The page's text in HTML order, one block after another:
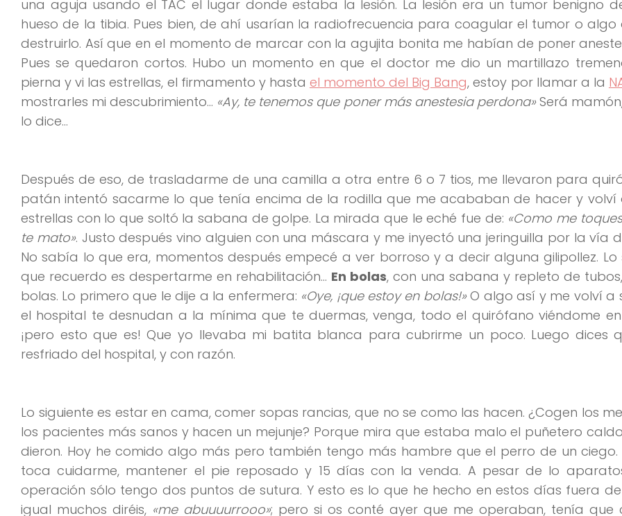
una aguja usando el TAC el lugar donde estaba la lesión. La lesión era un tumor benigno
hueso de la tibia. Pues bien, de ahí usarían la radiofrecuencia para coagular el tumor o algo
destruirlo. Así que en el momento de marcar con la agujita bonita me habían de poner
Pues se quedaron cortos. Hubo un momento en que el doctor me dio un martillazo
pierna y vi las estrellas, el firmamento y hasta el momento del Big Bang, estoy por llamar a la
mostrarles mi descubrimiento… «Ay, te tenemos que poner más anestesia perdona»Será
lo dice…
Después de eso, de trasladarme de una camilla a otra entre 6 o 7 tios, me llevaron para
patán intentó sacarme lo que tenía encima de la rodilla que me acababan de hacer y volví
estrellas con lo que soltó la sabana de golpe. La mirada que le eché fue de: «Como me
te mato». Justo después vino alguien con una máscara y me inyectó una jeringuilla por la vía
No sabía lo que era, momentos después empecé a ver borroso y a decir alguna gilipollez. Lo
que recuerdo es despertarme en rehabilitación… En bolas, con una sabana y repleto de
bolas. Lo primero que le dije a la enfermera: «Oye, ¡que estoy en bolas!»O algo así y me volví a
el hospital te desnudan a la mínima que te duermas, venga, todo el quirófano viéndome
¡pero esto que es! Que yo llevaba mi batita blanca para cubrirme un poco. Luego dices
resfriado del hospital, y con razón.
Lo siguiente es estar en cama, comer sopas rancias, que no se como las hacen. ¿Cogen los
los pacientes más sanos y hacen un mejunje? Porque mira que estaba malo el puñetero
dieron. Hoy he comido algo más pero también tengo más hambre que el perro de un ciego.
toca cuidarme, mantener el pie reposado y 15 días con la venda. A pesar de lo
operación sólo tengo dos puntos de sutura. Y esto es lo que he hecho en estos días fuera
igual muchos diréis, «me abuuuurrooo»; pero si os conté ayer que me operaban, tenía que